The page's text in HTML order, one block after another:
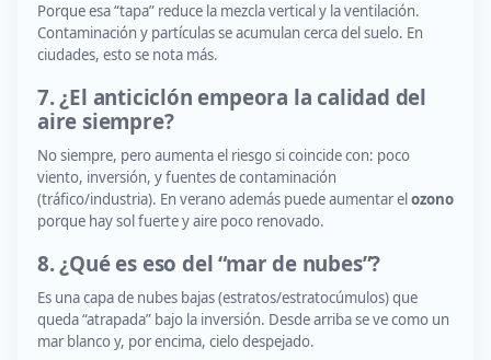
Porque esa “tapa” reduce la mezcla vertical y la ventilación.
Contaminación y partículas se acumulan cerca del suelo. En
ciudades, esto se nota más.
7. ¿El anticiclón empeora la calidad del
aire siempre?
No siempre, pero aumenta el riesgo si coincide con: poco
viento, inversión, y fuentes de contaminación
(tráfico/industria). En verano además puede aumentar elozono
porque hay sol fuerte y aire poco renovado.
8. ¿Qué es eso del “mar de nubes”?
Es una capa de nubes bajas (estratos/estratocúmulos) que
queda “atrapada” bajo la inversión. Desde arriba se ve como un
mar blanco y, por encima, cielo despejado.